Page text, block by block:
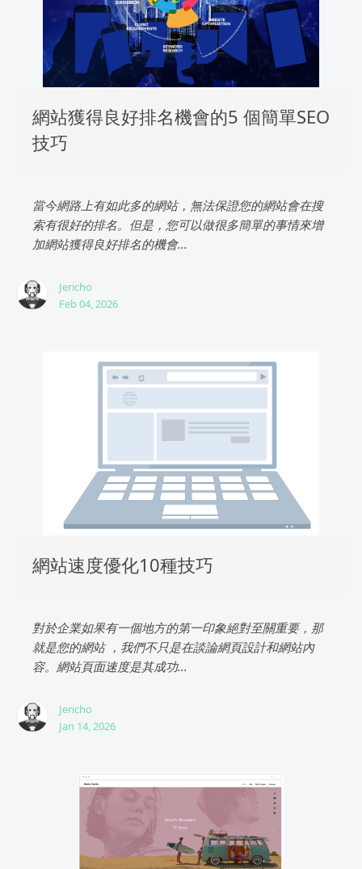
網站獲得良好排名機會的5 個簡單SEO
技巧
當今網路上有如此多的網站，無法保證您的網站會在搜
索有很好的排名。但是，您可以做很多簡單的事情來增
加網站獲得良好排名的機會...
Jericho
Feb 04, 2026
網站速度優化10種技巧
對於企業如果有一個地方的第一印象絕對至關重要，那
就是您的網站 ，我們不只是在談論網頁設計和網站內
容。網站頁面速度是其成功...
Jericho
Jan 14, 2026